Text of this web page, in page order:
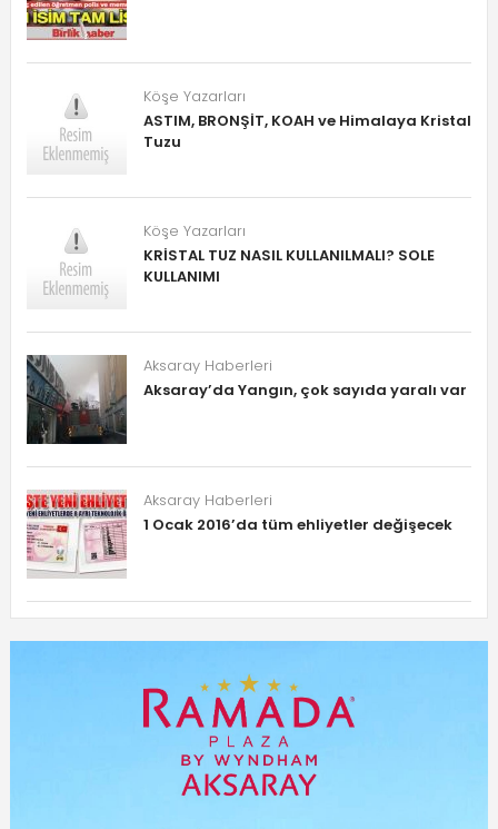
Köşe Yazarları
ASTIM, BRONŞİT, KOAH ve Himalaya Kristal
Tuzu
Köşe Yazarları
KRİSTAL TUZ NASIL KULLANILMALI? SOLE
KULLANIMI
Aksaray Haberleri
Aksaray’da Yangın, çok sayıda yaralı var
Aksaray Haberleri
1 Ocak 2016’da tüm ehliyetler değişecek